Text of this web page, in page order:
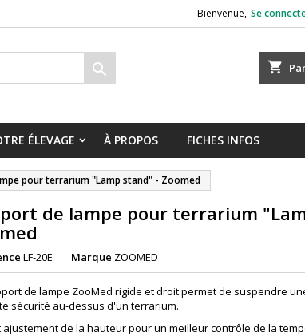
Bienvenue, Se
shopping_cart

ÉLEVAGE À PROPOS FICHES INFOS
pour terrarium "Lamp stand" - Zoomed
de lampe pour terrarium
LF-20E Marque ZOOMED
de lampe ZooMed rigide et droit permet de suspendre
sécurité au-dessus d'un terrarium.
ajustement de la hauteur pour un meilleur contrôle de la